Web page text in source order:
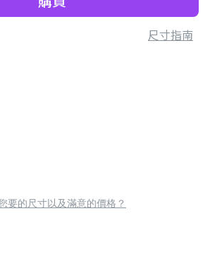
尺寸指南
要的尺寸以及滿意的價格？